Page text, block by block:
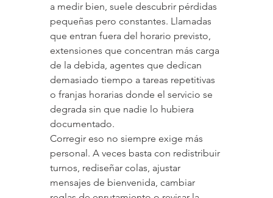
a medir bien, suele descubrir pérdidas
pequeñas pero constantes. Llamadas
que entran fuera del horario previsto,
extensiones que concentran más carga
de la debida, agentes que dedican
demasiado tiempo a tareas repetitivas
o franjas horarias donde el servicio se
degrada sin que nadie lo hubiera
documentado.
Corregir eso no siempre exige más
personal. A veces basta con redistribuir
turnos, rediseñar colas, ajustar
mensajes de bienvenida, cambiar